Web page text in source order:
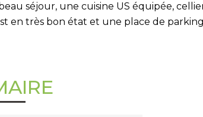
séjour, une cuisine US équipée,
en très bon état et une place de